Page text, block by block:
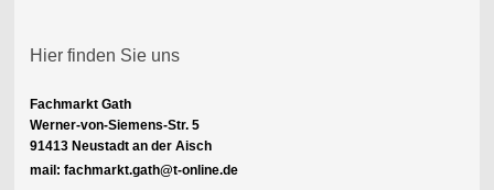
Hier finden Sie uns
Fachmarkt Gath
Werner-von-Siemens-Str. 5
91413 Neustadt an der Aisch
mail: fachmarkt.gath@t-online.de